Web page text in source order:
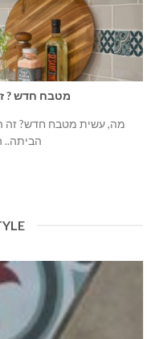
מטבח חדש ?
מה, עשית מטבח חדש? זה
הביתה..